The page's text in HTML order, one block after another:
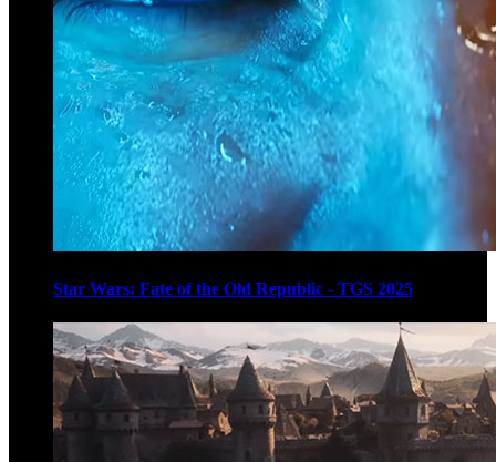
Star Wars: Fate of the Old Republic - TGS 2025